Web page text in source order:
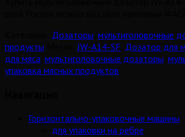
Дозаторы мультиголовочные
продукты
Метки:JW-A14-SF Дозатор для
для мяса мультиголовочные дозаторы
упаковка мясных продуктов
Горизонтально-упаковочные машины
для упаковки на ребре